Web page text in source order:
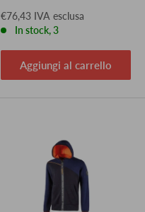
€76,43 IVA esclusa
In stock, 3
Aggiungi al carrello